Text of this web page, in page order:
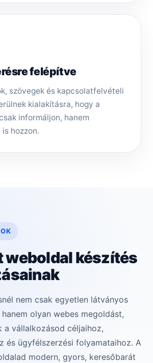
felépítve
szövegek és kapcsolatfelvételi
kialakításra, hogy a
informáljon, hanem
hozzon.
weboldal készítés
nem csak egyetlen látványos
olyan webes megoldást,
a vállalkozásod céljaihoz,
és ügyfélszerzési folyamataihoz. A
modern, gyors, keresőbarát